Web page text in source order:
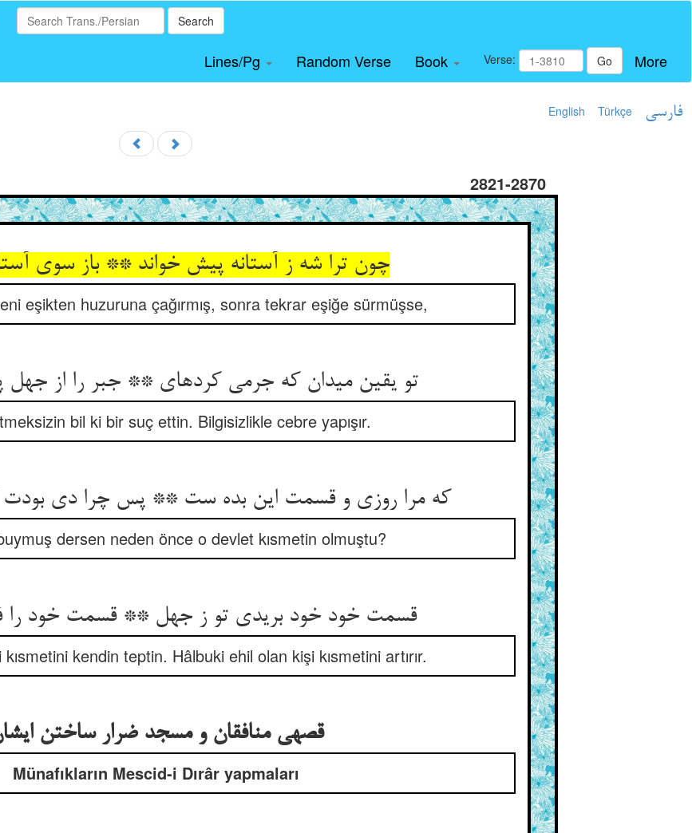
Search
Lines/Pg Random Verse Book Verse: Go More
English Türkçe فارسی
2821-2870
چون ترا شه ز آستانه پیش خواند ** باز سوی
eşikten huzuruna çağırmış, sonra tekrar eşiğe sürmüşse,
تو یقین می‏دان که جرمی کرده‏ای ** جبر را از جهل
bil ki bir suç ettin. Bilgisizlikle cebre yapışır.
که مرا روزی و قسمت این بده ست ** پس چرا دی
dersen neden önce o devlet kısmetin olmuştu?
قسمت خود خود بریدی تو ز جهل ** قسمت خود را
kendin teptin. Hâlbuki ehil olan kişi kısmetini artırır.
قصه‏ی منافقان و مسجد ضرار ساختن
Münafıkların Mescid-i Dırâr yapmaları